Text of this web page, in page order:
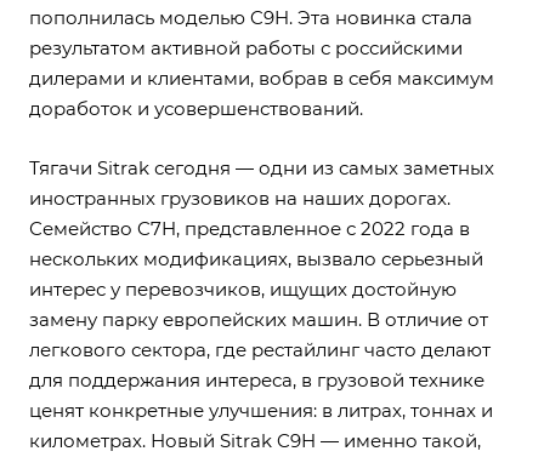
пополнилась моделью C9H. Эта новинка стала
результатом активной работы с российскими
дилерами и клиентами, вобрав в себя максимум
доработок и усовершенствований.
Тягачи Sitrak сегодня — одни из самых заметных
иностранных грузовиков на наших дорогах.
Семейство C7H, представленное с 2022 года в
нескольких модификациях, вызвало серьезный
интерес у перевозчиков, ищущих достойную
замену парку европейских машин. В отличие от
легкового сектора, где рестайлинг часто делают
для поддержания интереса, в грузовой технике
ценят конкретные улучшения: в литрах, тоннах и
километрах. Новый Sitrak C9H — именно такой,